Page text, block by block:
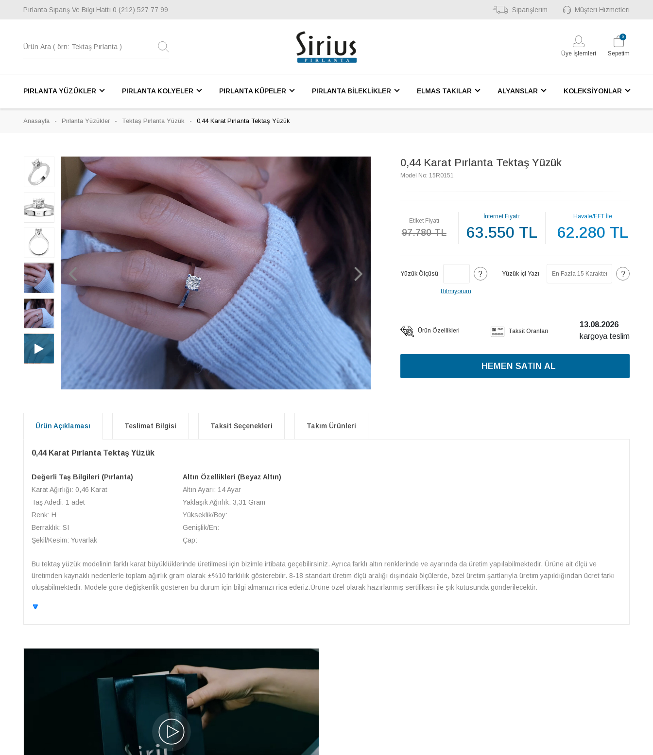
Pırlanta Sipariş Ve Bilgi Hattı 0 (212) 527 77 99 Siparişlerim Müşteri Hizmetleri
Üye İşlemleri Sepetim
0
PIRLANTA YÜZÜKLER PIRLANTA KOLYELER PIRLANTA KÜPELER PIRLANTA BİLEKLİKLER ELMAS TAKILAR ALYANSLAR KOLEKSİYONLAR
Anasayfa Pırlanta Yüzükler Tektaş Pırlanta Yüzük 0,44 Karat Pırlanta Tektaş Yüzük
0,44 Karat Pırlanta Tektaş Yüzük
Model No: 15R0151
Etiket Fiyatı
97.780 TL
İnternet Fiyatı:
63.550 TL
Havale/EFT İle
62.280 TL
Yüzük Ölçüsü ?
Bilmiyorum
Yüzük İçi Yazı ?
Ürün Özellikleri Taksit Oranları
13.08.2026
kargoya teslim
HEMEN SATIN AL
Ürün Açıklaması Teslimat Bilgisi Taksit Seçenekleri Takım Ürünleri
0,44 Karat Pırlanta Tektaş Yüzük
Değerli Taş Bilgileri (Pırlanta)
Karat Ağırlığı: 0,46 Karat
Taş Adedi: 1 adet
Renk: H
Berraklık: SI
Şekil/Kesim: Yuvarlak
Altın Özellikleri (Beyaz Altın)
Altın Ayarı: 14 Ayar
Yaklaşık Ağırlık: 3,31 Gram
Yükseklik/Boy:
Genişlik/En:
Çap:
Bu tektaş yüzük modelinin farklı karat büyüklüklerinde üretilmesi için bizimle irtibata geçebilirsiniz. Ayrıca farklı altın renklerinde ve ayarında da üretim yapılabilmektedir. Ürüne ait ölçü ve
üretimden kaynaklı nedenlerle toplam ağırlık gram olarak ±%10 farklılık gösterebilir. 8-18 standart üretim ölçü aralığı dışındaki ölçülerde, özel üretim şartlarıyla üretim yapıldığından ücret farkı
oluşabilmektedir. Modele göre değişkenlik gösteren bu durum için bilgi almanızı rica ederiz.Ürüne özel olarak hazırlanmış sertifikası ile şık kutusunda gönderilecektir.
🔽